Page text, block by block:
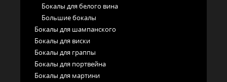
Бокалы для белого вина
Большие бокалы
Бокалы для шампанского
Бокалы для виски
Бокалы для граппы
Бокалы для портвейна
Бокалы для мартини